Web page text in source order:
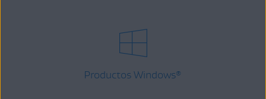
Productos Windows®